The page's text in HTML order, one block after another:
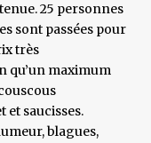
25 personnes
sont passées pour
très
qu’un maximum
et saucisses.
blagues,